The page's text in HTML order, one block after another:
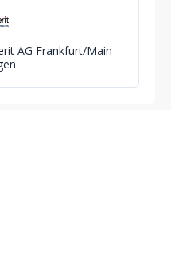
AG Frankfurt/Main